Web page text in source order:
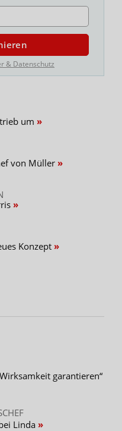
& Datenschutz
um
von Müller
Konzept
garantieren“
Linda